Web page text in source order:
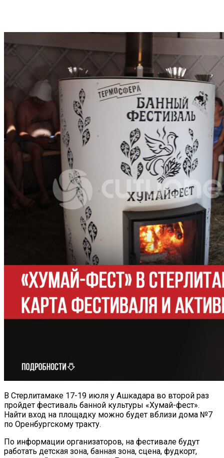
В Стерлитамаке 17-19 июля у Ашкадара во второй раз
пройдет фестиваль банной культуры «Хумай-фест».
Найти вход на площадку можно будет вблизи дома №7
по Оренбургскому тракту.
По информации организаторов, на фестивале будут
работать детская зона, банная зона, сцена, фудкорт,